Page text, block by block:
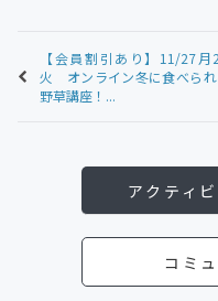
【会員割引あり】11/27月
火 オンライン冬に食べられ
野草講座！...
アクティ
コミ